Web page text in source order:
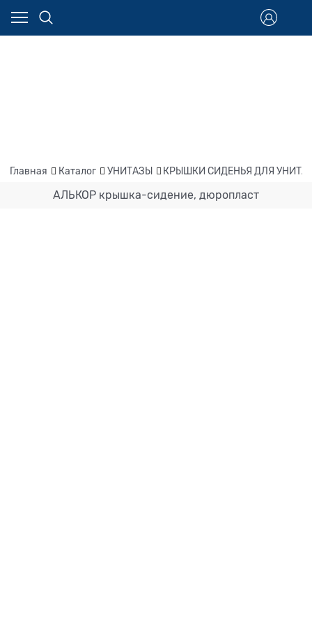
Главная Каталог УНИТАЗЫ КРЫШКИ СИДЕНЬЯ ДЛЯ
АЛЬКОР крышка-сидение, дюропласт